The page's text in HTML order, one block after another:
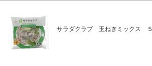
サラダクラブ 玉ねぎミックス